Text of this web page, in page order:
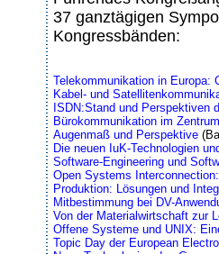
37 ganztägigen
Kongressbänden:
Telekommunikation in Europa:
Kabel- und
ISDN:Stand und Perspektiven
Bürokommunikation im
Augenmaß und Perspektive
Die neuen IuK-Technologien
Software-Engineering und
Open Systems
Produktion: Lösungen und
Mitbestimmung bei DV-
Von der Materialwirtschaft zur
Offene Systeme und UNIX:
Topic Day der European